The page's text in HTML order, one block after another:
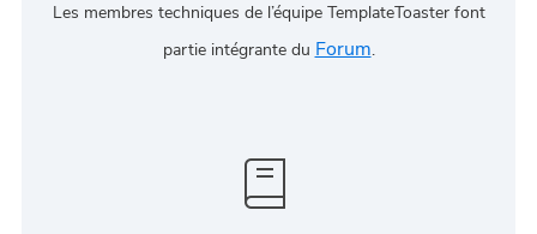
Les membres techniques de l’équipe TemplateToaster font
partie intégrante du Forum.